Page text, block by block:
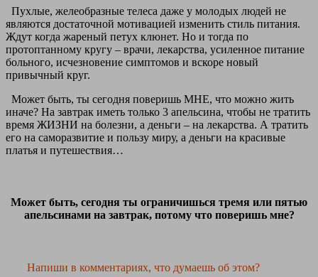
Пухлые, желеобразные телеса даже у молодых людей не
являются достаточной мотивацией изменить стиль питания.
Ждут когда жареный петух клюнет. Но и тогда по
протоптанному кругу – врачи, лекарства, усиленное питание
больного, исчезновение симптомов и вскоре новый
привычный круг.
Может быть, ты сегодня поверишь МНЕ, что можно жить
иначе? На завтрак иметь только 3 апельсина, чтобы не тратить
время ЖИЗНИ на болезни, а деньги – на лекарства. А тратить
его на саморазвитие и пользу миру, а деньги на красивые
платья и путешествия…
Может быть, сегодня ты ограничишься тремя или пятью
апельсинами на завтрак, потому что поверишь мне?
Напиши в комментариях, что думаешь об этом?